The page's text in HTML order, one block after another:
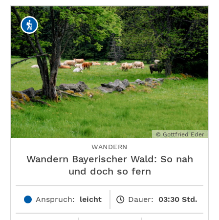
© Gottfried Eder
WANDERN
Wandern Bayerischer Wald: So nah
und doch so fern
Anspruch: leicht Dauer: 03:30 Std.